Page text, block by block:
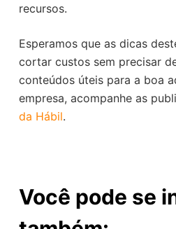
recursos.
Esperamos que as dicas
cortar custos sem precisar
conteúdos úteis para a boa
empresa, acompanhe as
da Hábil.
Você pode se